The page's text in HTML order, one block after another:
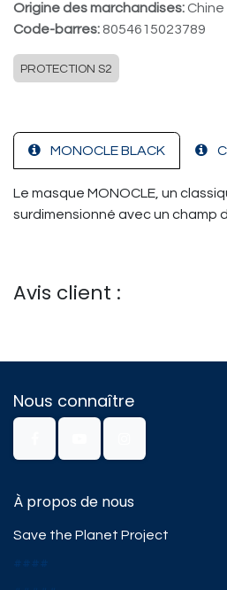
Origine des marchandises: Chine
Code-barres: 8054615023789
PROTECTION S2
MONOCLE BLACK
Le masque MONOCLE, un
surdimensionné avec un champ
Avis client :
Nous connaître
À propos de nous
Save the Planet Project
####